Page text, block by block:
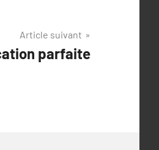
Article suivant
parfaite